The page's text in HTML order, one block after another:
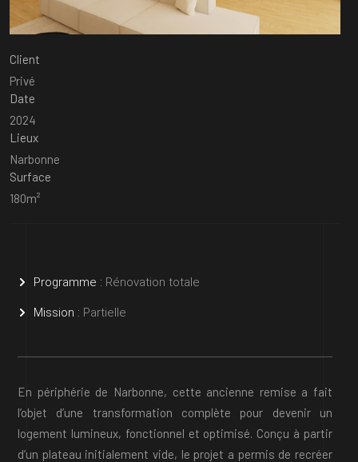
Client
Privé
Date
2024
Lieux
Narbonne
Surface
180m²
Programme : Rénovation totale
Mission : Partielle
En périphérie de Narbonne, cette ancienne remise a fait
l’objet d’une transformation complète pour devenir un
logement lumineux, fonctionnel et optimisé. Conçu à partir
d’un plateau initialement vide, le projet a permis de recréer